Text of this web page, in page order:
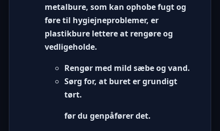
metalbure, som kan ophobe fugt og
føre til hygiejneproblemer, er
plastikbure lettere at rengøre og
vedligeholde.
Rengør med mild sæbe og vand.
Sørg for, at buret er grundigt
tørt.
før du genpåfører det.